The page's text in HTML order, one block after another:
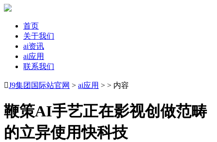
首页
关于我们
ai资讯
ai应用
联系我们
J9集团国际站官网 > ai应用 > > 内容
鞭策AI手艺正在影视创做范畴
的立异使用快科技